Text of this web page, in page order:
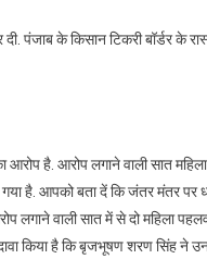
पंजाब के किसान टिकरी बॉर्डर के
है. आरोप लगाने वाली सात
है. आपको बता दें कि जंतर मंतर पर
लगाने वाली सात में से दो महिला
दावा किया है कि बृजभूषण शरण